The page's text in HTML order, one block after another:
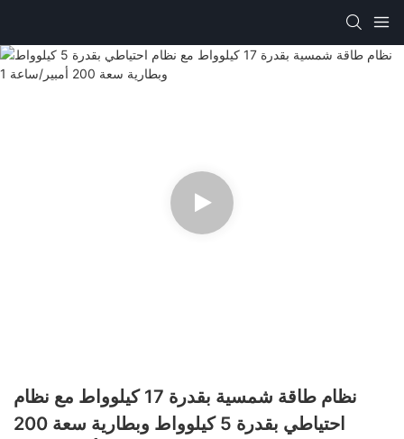
نظام طاقة شمسية بقدرة 17 كيلوواط مع نظام
احتياطي بقدرة 5 كيلوواط وبطارية سعة 200